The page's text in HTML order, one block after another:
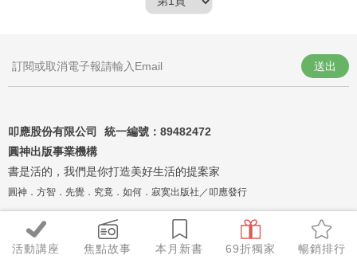
活動講座 焦點故事 本月新書 69折獨家 暢銷排行
叩應股份有限公司 統一編號： 89482472
圓神出版事業機構
書是活的，我們是你打造美好生活的提案家
圓神．方智．先覺．究竟．如何．寂寞出版社／叩應發行
送出